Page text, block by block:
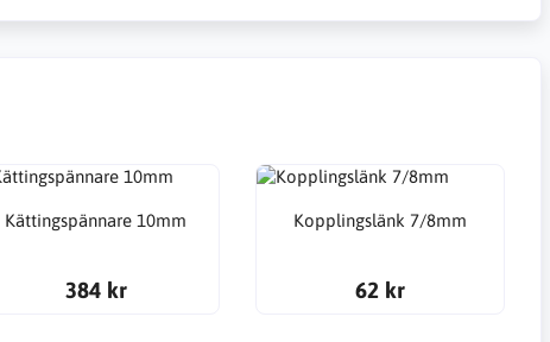
Kättingspännare 10mm
384 kr
Kopplingslänk 7/8mm
62 kr